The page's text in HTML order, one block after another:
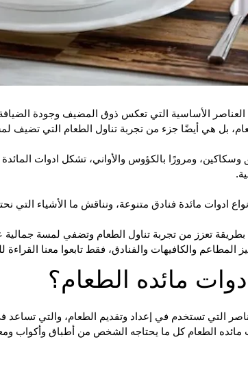
العناصر الأساسية التي تعكس ذوق المضيف وجودة
بل هي أيضًا جزء من تجربة تناول الطعام التي تضيف
ومرورًا بالكؤوس والأواني، تشكل ادوات المائدة
ادوات مائدة فنادق متنوعة، ونناقش ما الأشياء التي
بطريقة تعزز من تجربة تناول الطعام وتضفي لمسة
المطاعم والكافيهات والفنادق، فقط تابعوا معنا القراءة
مائده الطعام؟
التي تستخدم في إعداد وتقديم الطعام، والتي تساعد
مائده الطعام كل ما يحتاجه الشخص من أطباق وأكواب